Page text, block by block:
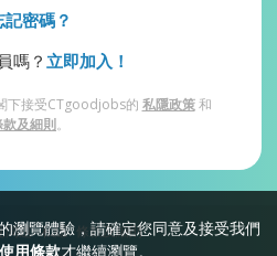
瀏覽體驗，請確定您同意及接受我們
使用條款才繼續瀏覽。
記密碼？
嗎？ 立即加入！
下接受CTgoodjobs的 私隱政策和
款及細則。
問題 私隱 條款及細則